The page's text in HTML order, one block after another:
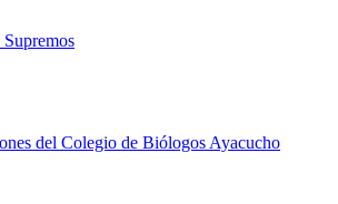
del Colegio de Biólogos Ayacucho